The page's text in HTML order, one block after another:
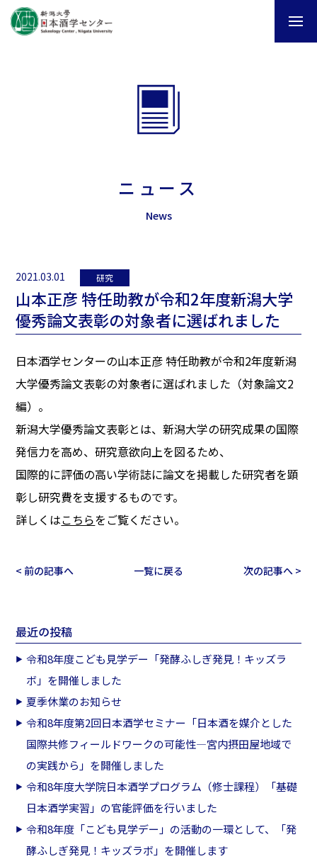
ニュース
News
2021.03.01 研究
山本正彦 特任助教が令和2年度新潟大学
優秀論文表彰の対象者に選ばれました
日本酒学センターの山本正彦 特任助教が令和2年度新潟
大学優秀論文表彰の対象者に選ばれました（対象論文2
編）。
新潟大学優秀論文表彰とは、新潟大学の研究成果の国際
発信力を高め、研究意欲向上を図るため、
国際的に評価の高い学術誌に論文を掲載した研究者を顕
彰し研究費を支援するものです。
詳しくはこちらをご覧ください。
< 前の記事へ 一覧に戻る 次の記事へ >
最近の投稿
令和8年度こども見学デー「発酵ふしぎ発見！キッズラ
ボ」を開催しました
夏季休業のお知らせ
令和8年度第2回日本酒学セミナー「日本酒を媒介とした
国際共修フィールドワークの可能性―宮内摂田屋地域で
の実践から」を開催しました
令和8年度大学院日本酒学プログラム（修士課程）「基礎
日本酒学実習」の官能評価を行いました
令和8年度「こども見学デー」の活動の一環として、「発
酵ふしぎ発見！キッズラボ」を開催します